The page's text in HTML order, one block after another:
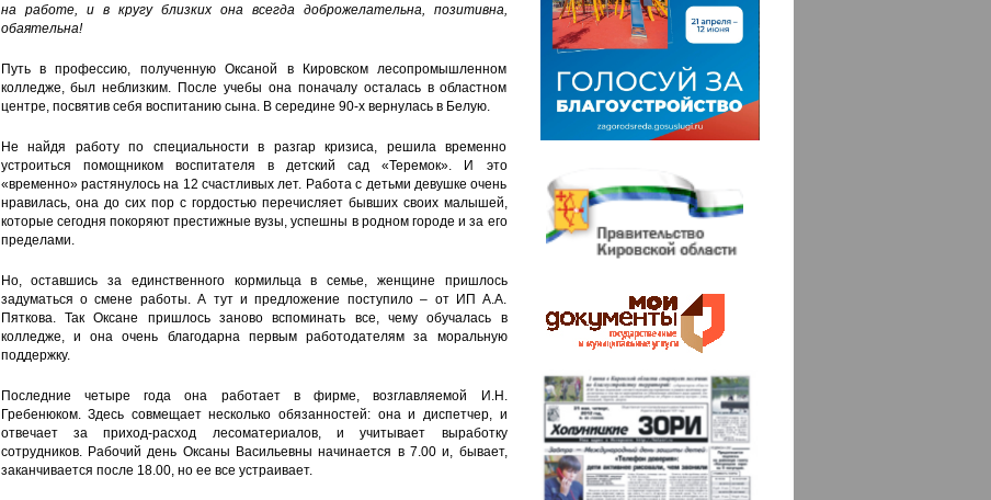
на работе, и в кругу близких она всегда доброжелательна, позитивна,
обаятельна!
Путь в профессию, полученную Оксаной в Кировском лесопромышленном
колледже, был неблизким. После учебы она поначалу осталась в областном
центре, посвятив себя воспитанию сына. В середине 90-х вернулась в Белую.
Не найдя работу по специальности в разгар кризиса, решила временно
устроиться помощником воспитателя в детский сад «Теремок». И это
«временно» растянулось на 12 счастливых лет. Работа с детьми девушке очень
нравилась, она до сих пор с гордостью перечисляет бывших своих малышей,
которые сегодня покоряют престижные вузы, успешны в родном городе и за его
пределами.
Но, оставшись за единственного кормильца в семье, женщине пришлось
задуматься о смене работы. А тут и предложение поступило – от ИП А.А.
Пяткова. Так Оксане пришлось заново вспоминать все, чему обучалась в
колледже, и она очень благодарна первым работодателям за моральную
поддержку.
Последние четыре года она работает в фирме, возглавляемой И.Н.
Гребенюком. Здесь совмещает несколько обязанностей: она и диспетчер, и
отвечает за приход-расход лесоматериалов, и учитывает выработку
сотрудников. Рабочий день Оксаны Васильевны начинается в 7.00 и, бывает,
заканчивается после 18.00, но ее все устраивает.